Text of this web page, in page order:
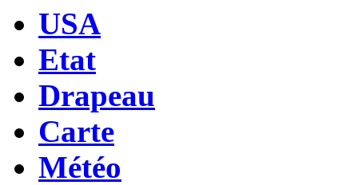
USA
Etat
Drapeau
Carte
Météo